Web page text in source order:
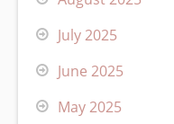
July 2025
June 2025
May 2025